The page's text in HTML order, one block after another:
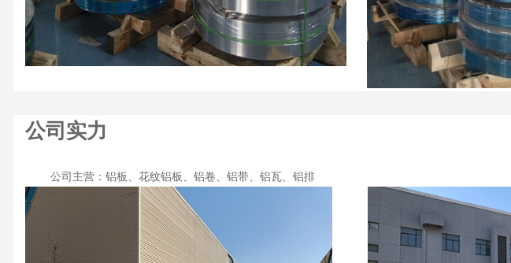
公司实力
公司主营：铝板、花纹铝板、铝卷、铝带、铝瓦、铝排